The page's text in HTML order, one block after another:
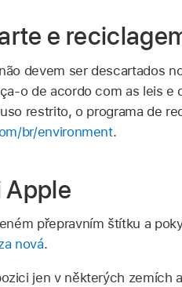
e
devem ser descartados
o de acordo com as leis e
restrito, o programa de
br/environment.
Apple
přepravním štítku a
nová.
jen v některých zemích